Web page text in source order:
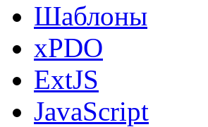
Шаблоны
xPDO
ExtJS
JavaScript